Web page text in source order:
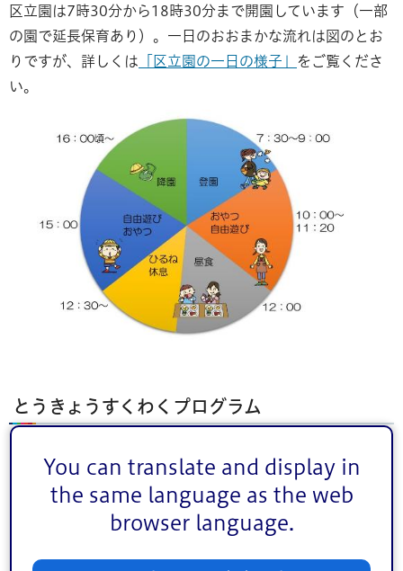
You can translate and display in
the same language as the web
browser language.
区立園は7時30分から18時30分まで開園しています（一部
の園で延長保育あり）。一日のおおまかな流れは図のとお
りですが、詳しくは 「区立園の一日の様子」
をご覧くださ
い。
とうきょうすくわくプログラム
区立保育園では令和7年度より東京都の事業「とうきょうす
くわくプログラム」を活用し、各園の特徴やアイデアを生
かしながら、子どもたちの探求心や創造力をはぐくむ活動
を行っています。